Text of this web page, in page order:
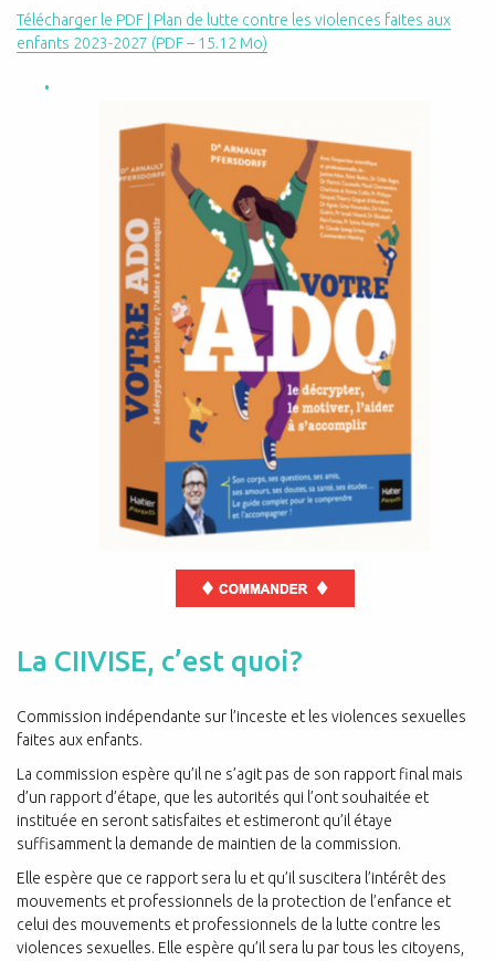
Télécharger le PDF | Plan de lutte contre les violences faites aux
enfants 2023-2027 (PDF – 15.12 Mo)
La CIIVISE, c’est quoi?
Commission indépendante sur l’inceste et les violences sexuelles
faites aux enfants.
La commission espère qu’il ne s’agit pas de son rapport final mais
d’un rapport d’étape, que les autorités qui l’ont souhaitée et
instituée en seront satisfaites et estimeront qu’il étaye
suffisamment la demande de maintien de la commission.
Elle espère que ce rapport sera lu et qu’il suscitera l’intérêt des
mouvements et professionnels de la protection de l’enfance et
celui des mouvements et professionnels de la lutte contre les
violences sexuelles. Elle espère qu’il sera lu par tous les citoyens,